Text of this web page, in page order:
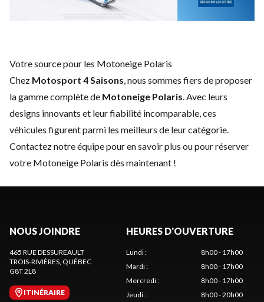
Votre source pour les Motoneige Polaris
Chez Motosport 4 Saisons, nous sommes fiers de proposer
la gamme complète de Motoneige Polaris. Avec leurs
designs innovants et leur fiabilité incomparable, ces
véhicules figurent parmi les meilleurs de leur catégorie.
Contactez notre équipepour en savoir plus ou pour réserver
votre Motoneige Polaris dès maintenant !
NOUS JOINDRE
465 RUE DESSUREAULT
TROIS-RIVIÈRES, QUÉBEC
G8T 2L8
ITINÉRAIRE
HEURES D'OUVERTURE
Lundi:
8h00 - 17h00
Mardi:
8h00 - 17h00
Mercredi:
8h00 - 17h00
Jeudi: 8h00 - 20h00